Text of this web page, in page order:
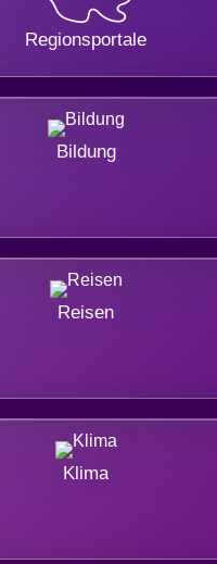
Regionsportale
Bildung
Reisen
Klima